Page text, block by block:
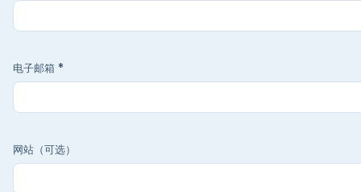
电子邮箱 *
网站（可选）